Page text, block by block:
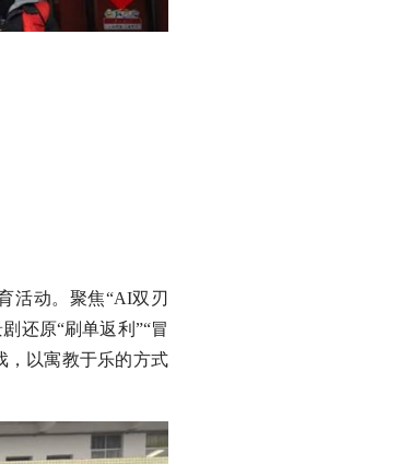
活动。聚焦“AI双刃
还原“刷单返利”“冒
，以寓教于乐的方式